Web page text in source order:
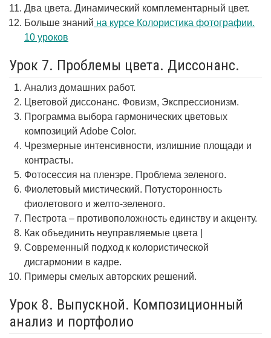
Два цвета. Динамический комплементарный цвет.
Больше знаний на курсе Колористика фотографии.
10 уроков
Урок 7. Проблемы цвета. Диссонанс.
Анализ домашних работ.
Цветовой диссонанс. Фовизм, Экспрессионизм.
Программа выбора гармонических цветовых
композиций Adobe Color.
Чрезмерные интенсивности, излишние площади и
контрасты.
Фотосессия на пленэре. Проблема зеленого.
Фиолетовый мистический. Потусторонность
фиолетового и желто-зеленого.
Пестрота – противоположность единству и акценту.
Как объединить неуправляемые цвета |
Современный подход к колористической
дисгармонии в кадре.
Примеры смелых авторских решений.
Урок 8. Выпускной. Композиционный
анализ и портфолио